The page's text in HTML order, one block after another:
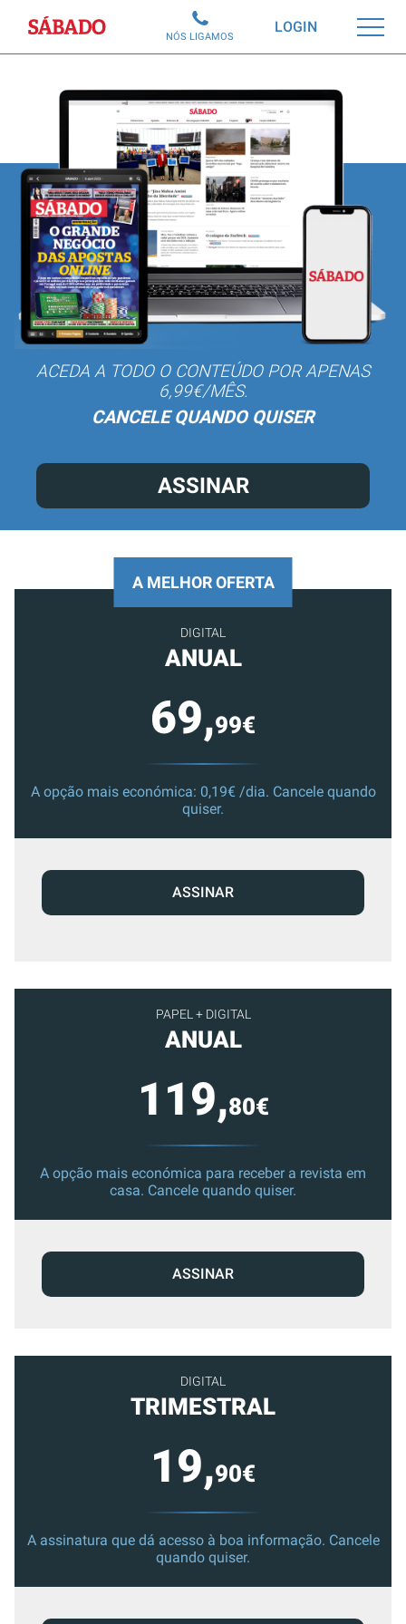
Sábado LOGIN
NÓS LIGAMOS
ACEDA A TODO O CONTEÚDO POR APENAS
6,99€/MÊS.
CANCELE QUANDO QUISER
ASSINAR
PAPEL + DIGITAL
ANUAL
119,80€
A opção mais económica para receber a revista em
casa. Cancele quando quiser.
ASSINAR
DIGITAL
TRIMESTRAL
19,90€
A assinatura que dá acesso à boa informação. Cancele
quando quiser.
A MELHOR OFERTA
DIGITAL
ANUAL
69,99€
A opção mais económica: 0,19€ /dia. Cancele quando
quiser.
ASSINAR